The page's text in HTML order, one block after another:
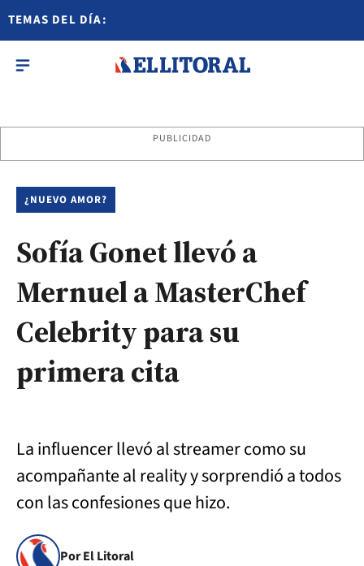
TEMAS DEL DÍA:
PUBLICIDAD
¿NUEVO AMOR?
Sofía Gonet llevó a
Mernuel a MasterChef
Celebrity para su
primera cita
La influencer llevó al streamer como su
acompañante al reality y sorprendió a todos
con las confesiones que hizo.
Por El Litoral